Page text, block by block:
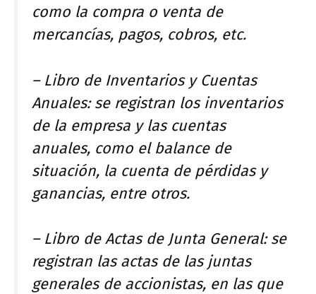
como la compra o venta de
mercancías, pagos, cobros, etc.
– Libro de Inventarios y Cuentas
Anuales: se registran los inventarios
de la empresa y las cuentas
anuales, como el balance de
situación, la cuenta de pérdidas y
ganancias, entre otros.
– Libro de Actas de Junta General: se
registran las actas de las juntas
generales de accionistas, en las que